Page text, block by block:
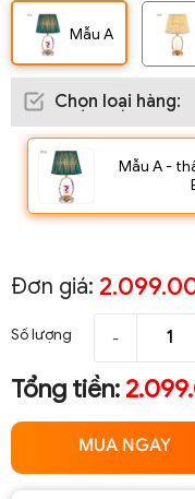
Mẫu A
Chọn loại hàng:
Mẫu A -
Đơn giá:
Số lượng -
Tổng tiền:
MUA NGAY